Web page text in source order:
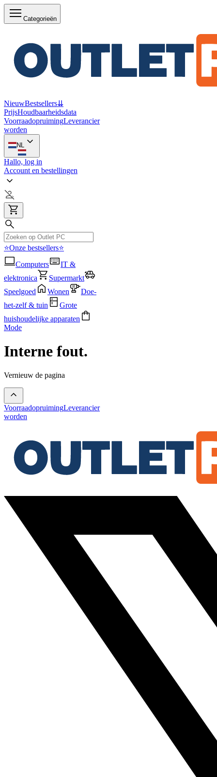
Categorieën
NieuwBestsellers⇊
PrijsHoudbaarheidsdata
VoorraadopruimingLeverancier
worden
NL
Hallo, log in
Account en bestellingen
⭐Onze bestsellers⭐
Computers
IT &
elektronica
Supermarkt
Speelgoed
Wonen
Doe-
het-zelf & tuin
Grote
huishoudelijke apparaten
Mode
Interne fout.
Vernieuw de pagina
VoorraadopruimingLeverancier
worden